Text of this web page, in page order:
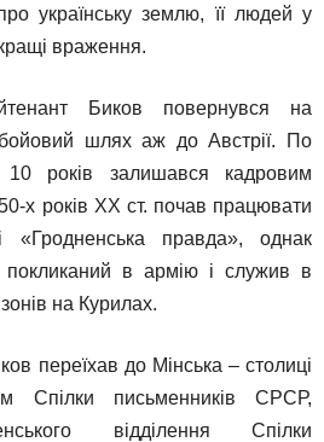
українську землю, її людей у
враження.
Биков повернувся на
шлях аж до Австрії. По
10 років залишався кадровим
х років ХХ ст. почав працювати
«Гродненська правда», однак
в армію і служив в
на Курилах.
переїхав до Мінська – столиці
Спілки письменників СРСР,
відділення Спілки